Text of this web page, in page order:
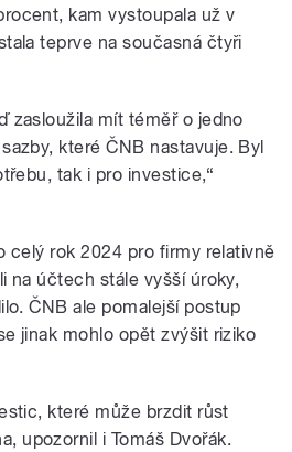
kam vystoupala už v
teprve na současná čtyři
zasloužila mít téměř o jedno
které ČNB nastavuje. Byl
tak i pro investice,“
celý rok 2024 pro firmy relativně
na účtech stále vyšší úroky,
ČNB ale pomalejší postup
jinak mohlo opět zvýšit riziko
které může brzdit růst
upozornil i Tomáš Dvořák.